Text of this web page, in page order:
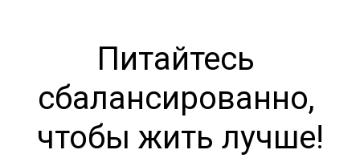
Питайтесь
сбалансированно,
чтобы жить лучше!